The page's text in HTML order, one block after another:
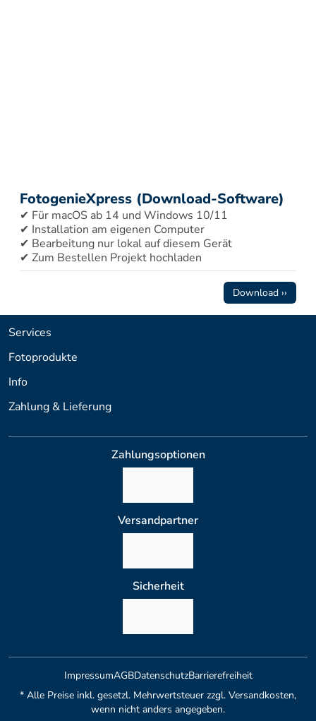
FotogenieXpress (Download-Software)
✔ Für macOS ab 14 und Windows 10/11
✔ Installation am eigenen Computer
✔ Bearbeitung nur lokal auf diesem Gerät
✔ Zum Bestellen Projekt hochladen
Download ››
Services
Fotoprodukte
Info
Zahlung & Lieferung
Zahlungsoptionen
Versandpartner
Sicherheit
ImpressumAGBDatenschutzBarrierefreiheit
* Alle Preise inkl. gesetzl. Mehrwertsteuer zzgl. Versandkosten,
wenn nicht anders angegeben.